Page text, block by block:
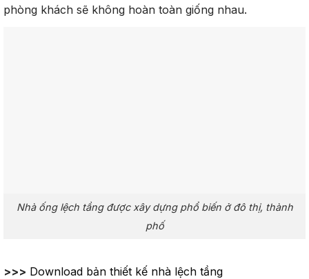
phòng khách sẽ không hoàn toàn giống nhau.
Nhà ống lệch tầng được xây dựng phổ biến ở đô thị, thành
phố
>>> Download bản thiết kế nhà lệch tầng